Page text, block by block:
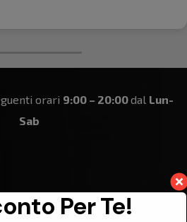
orari 9:00 – 20:00dal Lun-
Sab
Per Te!